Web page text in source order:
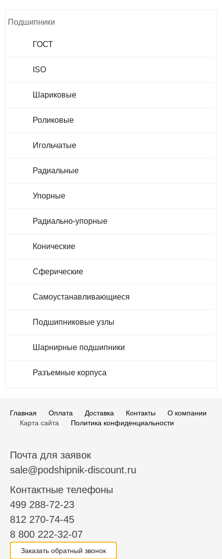
Подшипники
ГОСТ
ISO
Шариковые
Роликовые
Игольчатые
Радиальные
Упорные
Радиально-упорные
Конические
Сферические
Самоустанавливающиеся
Подшипниковые узлы
Шарнирные подшипники
Разъемные корпуса
Главная Оплата Доставка Контакты
О компании
Карта сайта
Политика конфиденциальности
Почта для заявок
sale@podshipnik-discount.ru
Контактные телефоны
499 288-72-23
812 270-74-45
8 800 222-32-07
Заказать обратный звонок